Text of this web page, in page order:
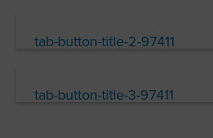
tab-button-title-2-97411
tab-button-title-3-97411